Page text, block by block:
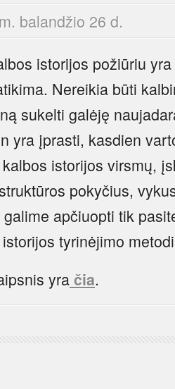
balandžio 26 d.
istorijos požiūriu
Nereikia būti
sukelti galėję
yra įprasti, kasdien
istorijos virsmų,
pokyčius,
apčiuopti tik
tyrinėjimo
yra čia.